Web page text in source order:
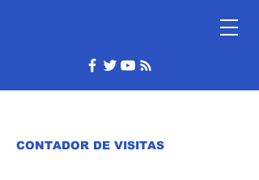
CONTADOR DE VISITAS